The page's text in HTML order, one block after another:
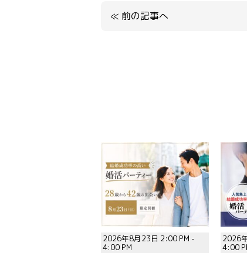
≪ 前の記事へ
2026年8月23日 2:00 PM -
4:00 PM
2026
4:00